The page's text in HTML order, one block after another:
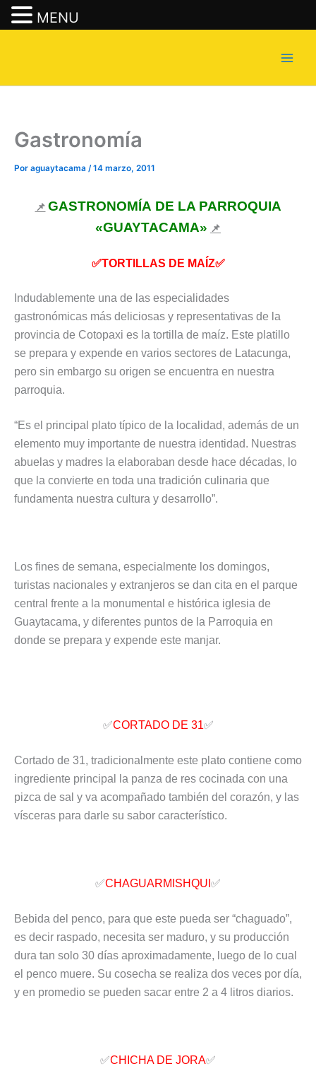
Gastronomía
Por aguaytacama /14 marzo, 2011
📌 GASTRONOMÍA DE LA PARROQUIA
«GUAYTACAMA» 📌
✅TORTILLAS DE MAÍZ✅
Indudablemente una de las especialidades
gastronómicas más deliciosas y representativas de la
provincia de Cotopaxi es la tortilla de maíz. Este platillo
se prepara y expende en varios sectores de Latacunga,
pero sin embargo su origen se encuentra en nuestra
parroquia.
“Es el principal plato típico de la localidad, además de un
elemento muy importante de nuestra identidad. Nuestras
abuelas y madres la elaboraban desde hace décadas, lo
que la convierte en toda una tradición culinaria que
fundamenta nuestra cultura y desarrollo”.
Los fines de semana, especialmente los domingos,
turistas nacionales y extranjeros se dan cita en el parque
central frente a la monumental e histórica iglesia de
Guaytacama, y diferentes puntos de la Parroquia en
donde se prepara y expende este manjar.
✅CORTADO DE 31✅
Cortado de 31, tradicionalmente este plato contiene como
ingrediente principal la panza de res cocinada con una
pizca de sal y va acompañado también del corazón, y las
vísceras para darle su sabor característico.
✅CHAGUARMISHQUI ✅
Bebida del penco, para que este pueda ser “chaguado”,
es decir raspado, necesita ser maduro, y su producción
dura tan solo 30 días aproximadamente, luego de lo cual
el penco muere. Su cosecha se realiza dos veces por día,
y en promedio se pueden sacar entre 2 a 4 litros diarios.
✅CHICHA DE JORA✅
MENU